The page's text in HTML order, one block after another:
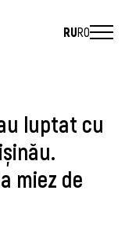
RURO
luptat cu
miez de